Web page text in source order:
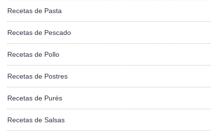
Recetas de Pasta
Recetas de Pescado
Recetas de Pollo
Recetas de Postres
Recetas de Purés
Recetas de Salsas